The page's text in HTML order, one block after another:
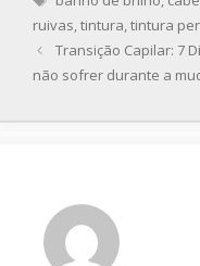
ruivas,tintura,tintura
Transição Capilar: 7
não sofrer durante a